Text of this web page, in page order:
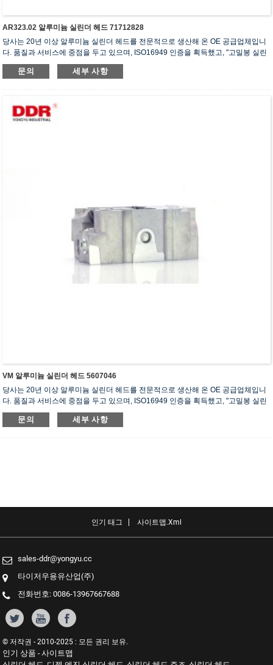
AR323.02 알루미늄 실린더 헤드 71712828
당사는 20년 이상 알루미늄 실린더 헤드를 전문적으로 생산해 온 OE 공급업체입니
다. 품질과 서비스에 중점을 두고 있으며, ISO16949 인증을 획득했고, "고밀봉 실린
더 헤드", "긴 수명 실린더 헤드" 등 5건의 실용신안 특허를 보유하고 있습니다.
문의 세부 사항
VM 알루미늄 실린더 헤드 5607046
당사는 20년 이상 알루미늄 실린더 헤드를 전문적으로 생산해 온 OE 공급업체입니
다. 품질과 서비스에 중점을 두고 있으며, ISO16949 인증을 획득했고, "고밀봉 실린
더 헤드", "긴 수명 실린더 헤드" 등 5건의 실용신안 특허를 보유하고 있습니다.
문의 세부 사항
인기 태그 사이트맵.xml
sales-ddr@yongyu.cc
타이저우용유산업(주)
전화번호: 0086-13967667688
© 저작권 - 2010-2025 : 모든 권리 보유.
인기 상품 -사이트맵